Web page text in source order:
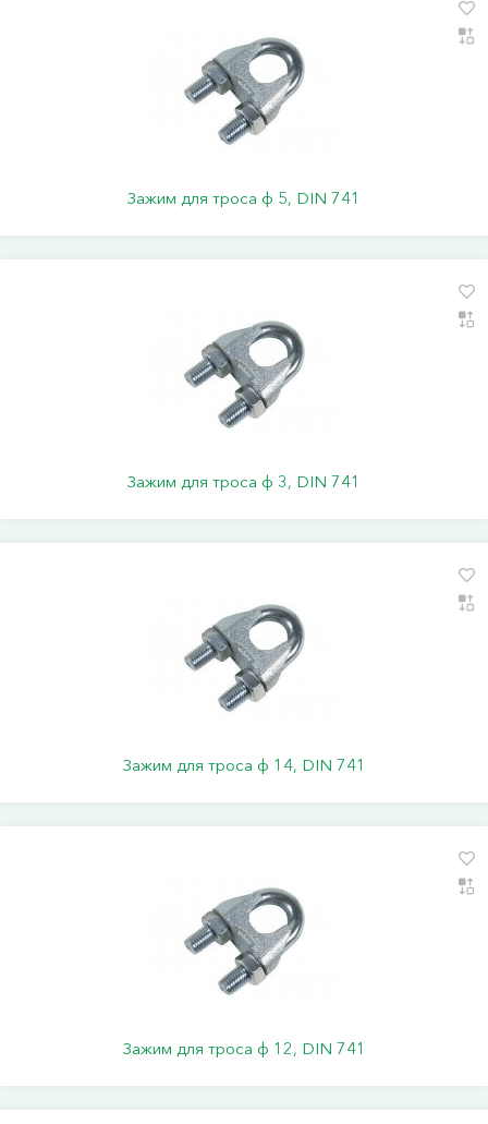
Зажим для троса ф 5, DIN 741
Зажим для троса ф 3, DIN 741
Зажим для троса ф 14, DIN 741
Зажим для троса ф 12, DIN 741